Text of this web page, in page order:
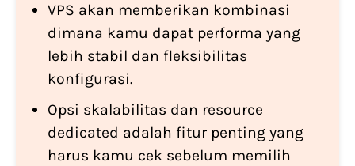
VPS akan memberikan kombinasi
dimana kamu dapat performa yang
lebih stabil dan fleksibilitas
konfigurasi.
Opsi skalabilitas dan resource
dedicated adalah fitur penting yang
harus kamu cek sebelum memilih